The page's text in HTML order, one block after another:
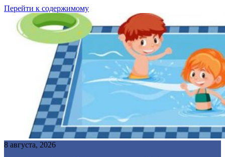
Перейти к содержимому
8 августа, 2026